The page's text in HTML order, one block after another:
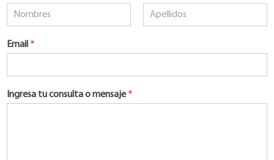
Email *
Ingresa tu consulta o mensaje*